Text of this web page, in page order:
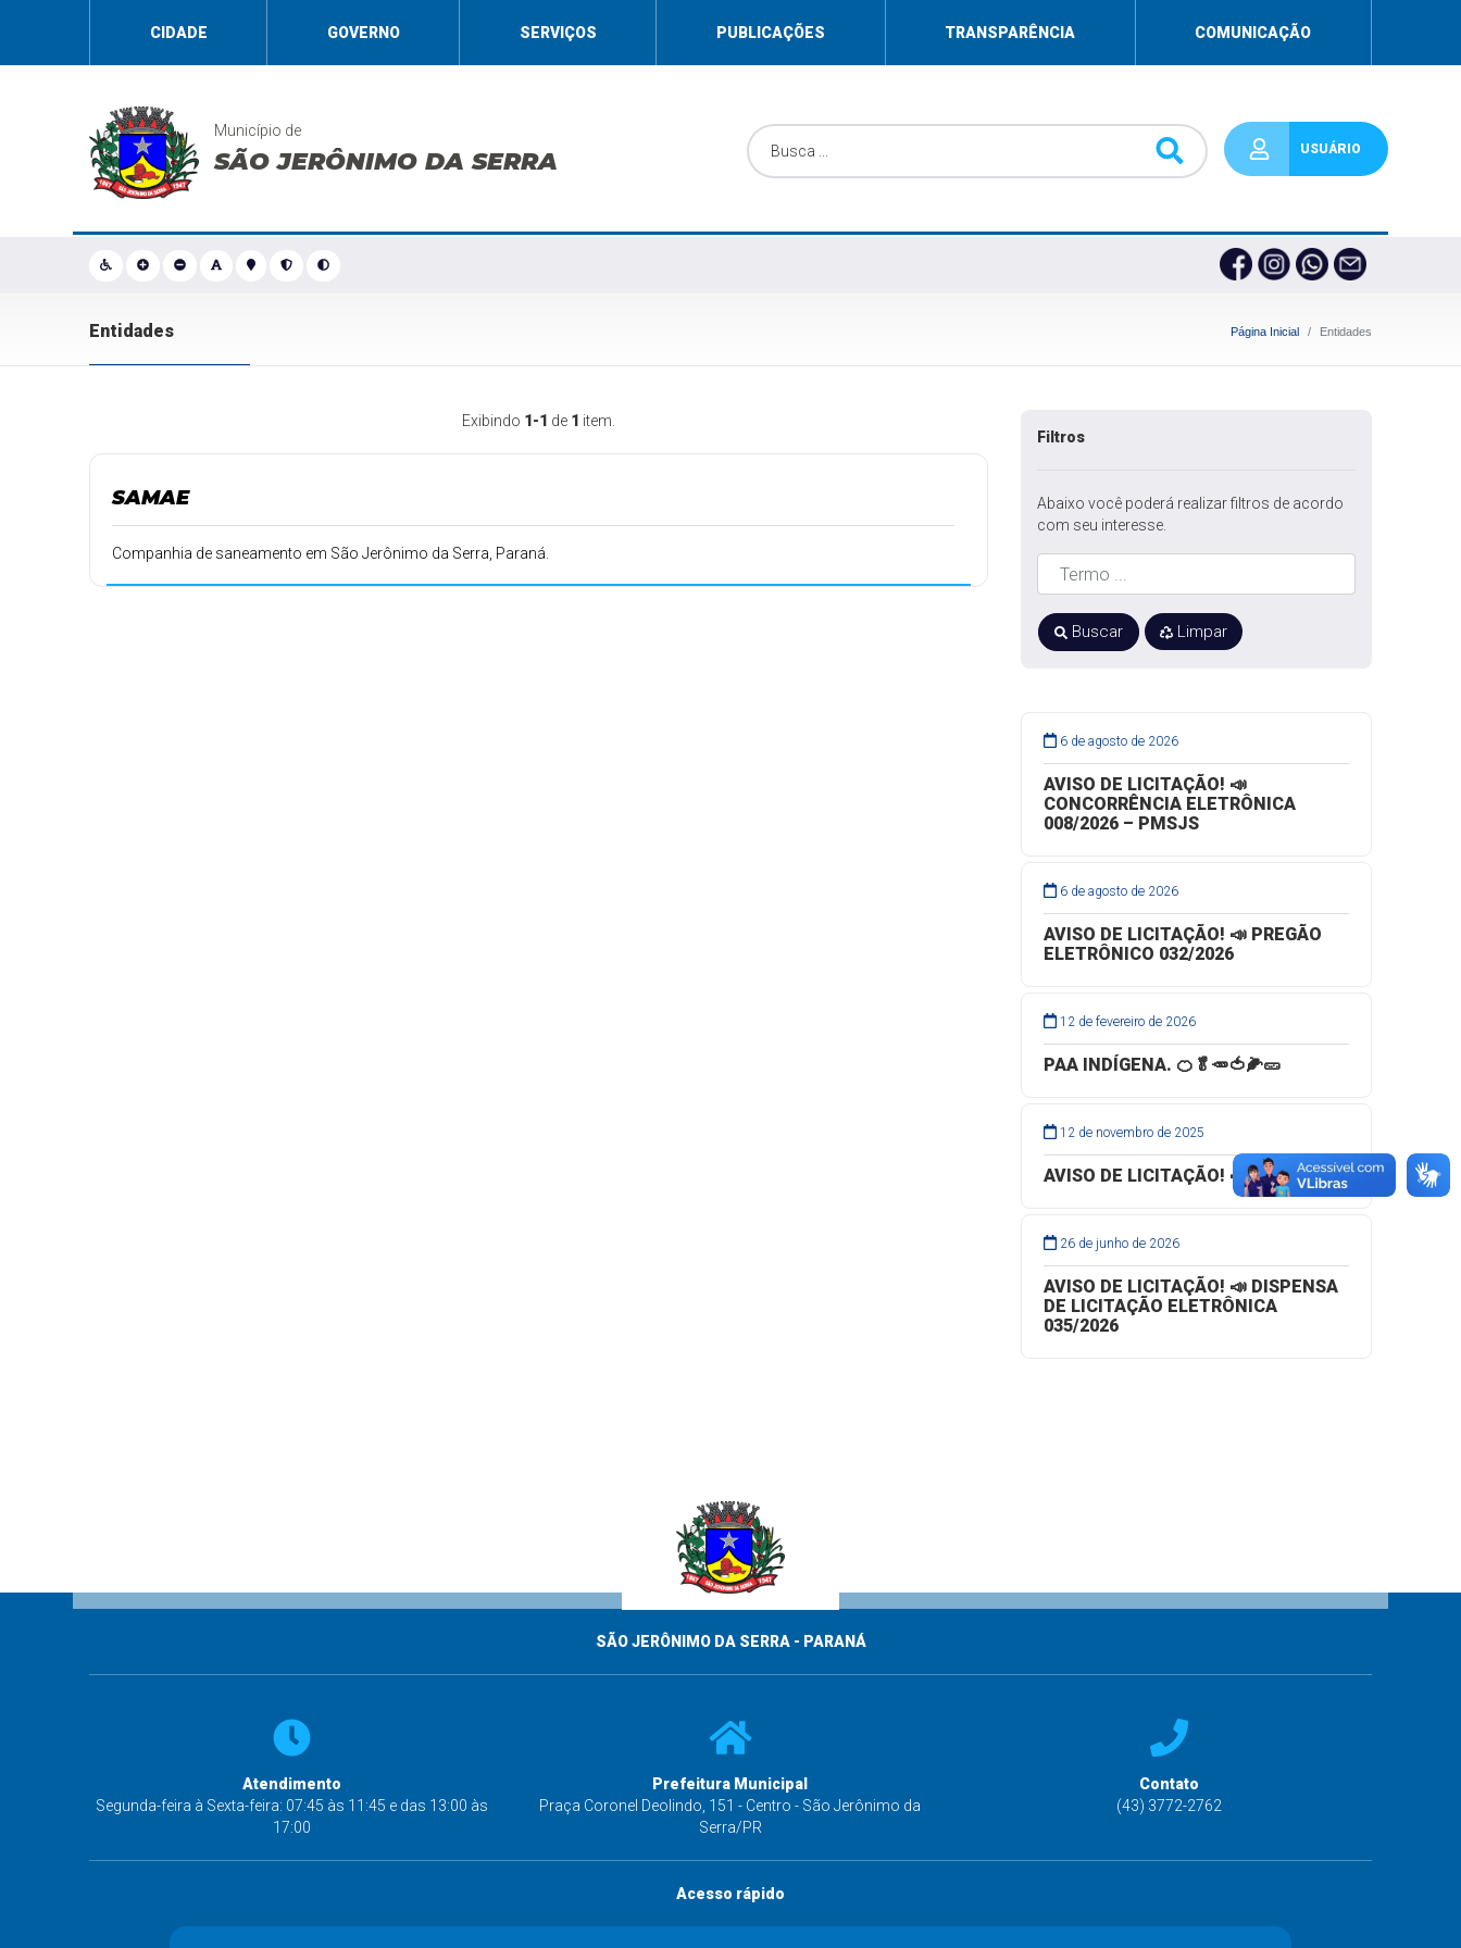
CIDADE GOVERNO SERVIÇOS PUBLICAÇÕES TRANSPARÊNCIA COMUNICAÇÃO
Município de
SÃO JERÔNIMO DA SERRA USUÁRIO
Entidades Página Inicial Entidades
Exibindo 1-1 de 1 item.
SAMAE
Companhia de saneamento em São Jerônimo da Serra, Paraná.
Filtros
Abaixo você poderá realizar filtros de acordo
com seu interesse.
Buscar Limpar
6 de agosto de 2026
AVISO DE LICITAÇÃO! 📣
CONCORRÊNCIA ELETRÔNICA
008/2026 – PMSJS
6 de agosto de 2026
AVISO DE LICITAÇÃO! 📣 PREGÃO
ELETRÔNICO 032/2026
12 de fevereiro de 2026
PAA INDÍGENA. 🍊🥬🥕🍅🌽🥒
12 de novembro de 2025
AVISO DE LICITAÇÃO! 📣
26 de junho de 2026
AVISO DE LICITAÇÃO! 📣 DISPENSA
DE LICITAÇÃO ELETRÔNICA
035/2026
SÃO JERÔNIMO DA SERRA - PARANÁ
Atendimento
Segunda-feira à Sexta-feira: 07:45 às 11:45 e das 13:00 às
17:00
Prefeitura Municipal
Praça Coronel Deolindo, 151 - Centro - São Jerônimo da
Serra/PR
Contato
(43) 3772-2762
Acesso rápido